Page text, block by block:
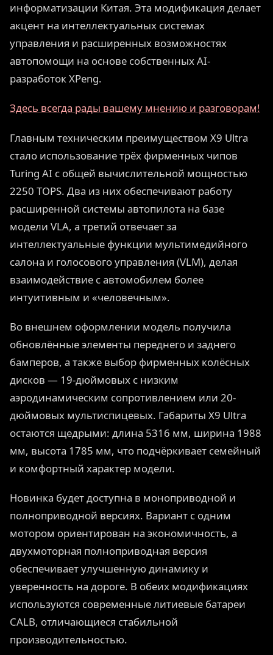
информатизации Китая. Эта модификация делает
акцент на интеллектуальных системах
управления и расширенных возможностях
автопомощи на основе собственных AI-
разработок XPeng.
Здесь всегда рады вашему мнению и разговорам!
Главным техническим преимуществом X9 Ultra
стало использование трёх фирменных чипов
Turing AI с общей вычислительной мощностью
2250 TOPS. Два из них обеспечивают работу
расширенной системы автопилота на базе
модели VLA, а третий отвечает за
интеллектуальные функции мультимедийного
салона и голосового управления (VLM), делая
взаимодействие с автомобилем более
интуитивным и «человечным».
Во внешнем оформлении модель получила
обновлённые элементы переднего и заднего
бамперов, а также выбор фирменных колёсных
дисков — 19-дюймовых с низким
аэродинамическим сопротивлением или 20-
дюймовых мультиспицевых. Габариты X9 Ultra
остаются щедрыми: длина 5316 мм, ширина 1988
мм, высота 1785 мм, что подчёркивает семейный
и комфортный характер модели.
Новинка будет доступна в моноприводной и
полноприводной версиях. Вариант с одним
мотором ориентирован на экономичность, а
двухмоторная полноприводная версия
обеспечивает улучшенную динамику и
уверенность на дороге. В обеих модификациях
используются современные литиевые батареи
CALB, отличающиеся стабильной
производительностью.